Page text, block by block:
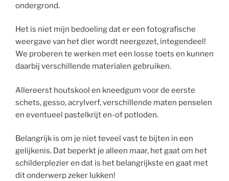
ondergrond.
Het is niet mijn bedoeling dat er een fotografische
weergave van het dier wordt neergezet, integendeel!
We proberen te werken met een losse toets en kunnen
daarbij verschillende materialen gebruiken.
Allereerst houtskool en kneedgum voor de eerste
schets, gesso, acrylverf, verschillende maten penselen
en eventueel pastelkrijt en-of potloden.
Belangrijk is om je niet teveel vast te bijten in een
gelijkenis. Dat beperkt je alleen maar, het gaat om het
schilderplezier en dat is het belangrijkste en gaat met
dit onderwerp zeker lukken!